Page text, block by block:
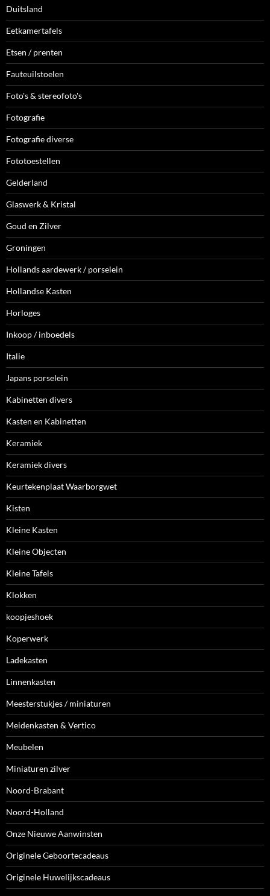
Duitsland
Eetkamertafels
Etsen / prenten
Fauteuilstoelen
Foto's & stereofoto's
Fotografie
Fotografie diverse
Fototoestellen
Gelderland
Glaswerk & Kristal
Goud en Zilver
Groningen
Hollands aardewerk / porselein
Hollandse Kasten
Horloges
Inkoop / inboedels
Italie
Japans porselein
Kabinetten divers
Kasten en Kabinetten
Keramiek
Keramiek divers
Keurtekenplaat Waarborgwet
Kisten
Kleine Kasten
Kleine Objecten
Kleine Tafels
Klokken
koopjeshoek
Koperwerk
Ladekasten
Linnenkasten
Meesterstukjes / miniaturen
Meidenkasten & Vertico
Meubelen
Miniaturen zilver
Noord-Brabant
Noord-Holland
Onze Nieuwe Aanwinsten
Originele Geboortecadeaus
Originele Huwelijkscadeaus